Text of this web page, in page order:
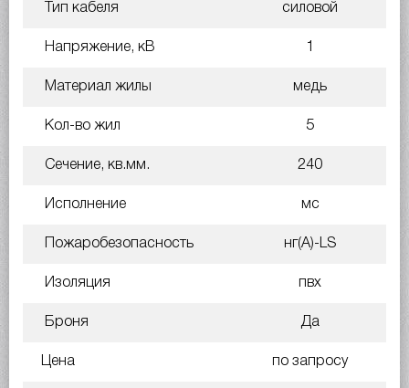
Тип кабеля силовой
Напряжение, кВ 1
Материал жилы медь
Кол-во жил 5
Сечение, кв.мм. 240
Исполнение мс
Пожаробезопасность нг(A)-LS
Изоляция пвх
Броня Да
Цена по запросу